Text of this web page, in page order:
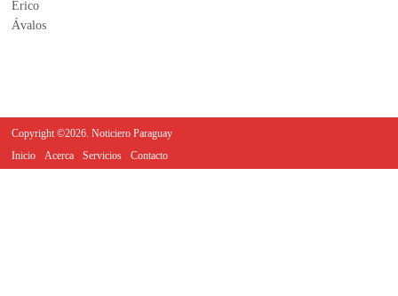
Copyright ©2026. Noticiero Paraguay
Inicio
Acerca Servicios Contacto